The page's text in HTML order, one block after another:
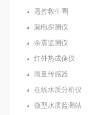
遥控救生圈
漏电探测仪
余震监测仪
红外热成像仪
雨量传感器
在线水质分析仪
微型水质监测站